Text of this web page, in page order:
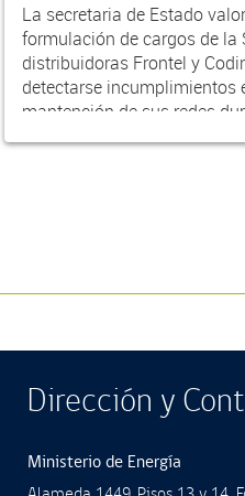
La secretaria de Estado
formulación de cargos de la
distribuidoras Frontel y
detectarse incumplimientos
mantención de sus redes
Dirección y
Ministerio de Energía